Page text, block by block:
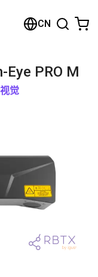
CN
PRO M
视觉
浏览商店